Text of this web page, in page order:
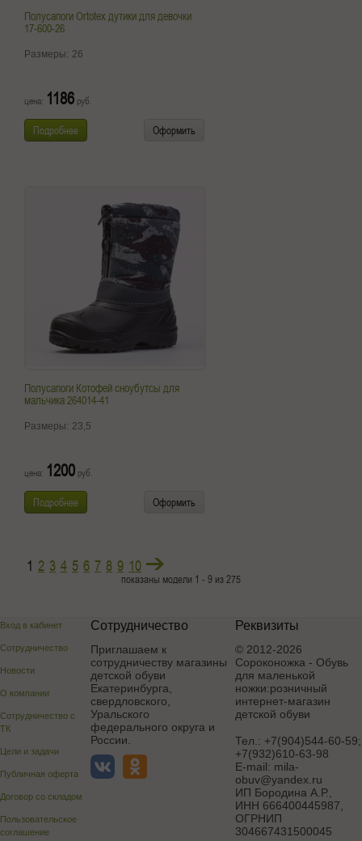
Полусапоги Ortotex дутики для девочки
17-600-26
Размеры: 26
цена: 1186 руб.
Подробнее Оформить
Полусапоги Котофей сноубутсы для
мальчика 264014-41
Размеры: 23,5
цена: 1200 руб.
Подробнее Оформить
1 2 3 4 5 6 7 8 9 10
показаны модели 1 - 9 из 275
Вход в кабинет
Сотрудничество
Новости
О компании
Сотрудничество с
ТК
Цели и задачи
Публичная оферта
Договор со складом
Пользовательское
соглашение
Сотрудничество
Приглашаем к
сотрудничеству магазины
детской обуви
Екатеринбурга,
свердловского,
Уральского
федерального округа и
России.
Реквизиты
© 2012-2026
Сороконожка - Обувь
для маленькой
ножки:розничный
интернет-магазин
детской обуви
Тел.: +7(904)544-60-59;
+7(932)610-63-98
E-mail: mila-
obuv@yandex.ru
ИП Бородина А.Р.
ИНН 666400445987,
ОГРНИП
304667431500045